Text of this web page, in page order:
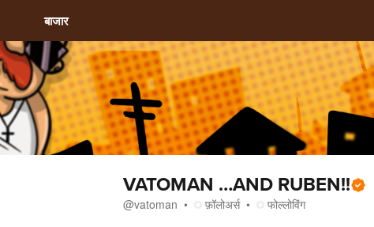
बाजार
VATOMAN …AND RUBEN!!
@vatoman फ़ॉलोअर्स
फोल्लोविंग